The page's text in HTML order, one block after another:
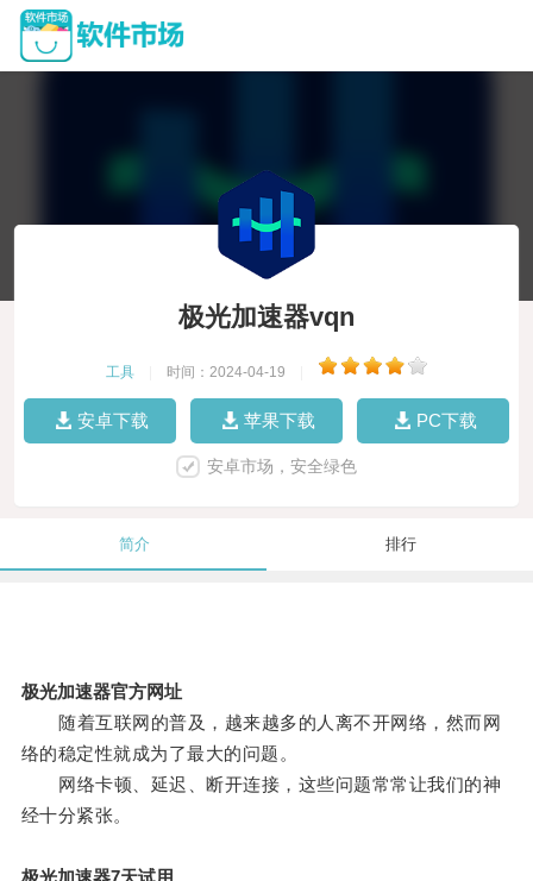
极光加速器vqn
工具 时间：2024-04-19
安卓下载 苹果下载 PC下载
安卓市场，安全绿色
简介 排行
极光加速器官方网址
随着互联网的普及，越来越多的人离不开网络，然而网
络的稳定性就成为了最大的问题。
网络卡顿、延迟、断开连接，这些问题常常让我们的神
经十分紧张。